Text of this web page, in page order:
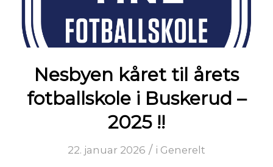
Nesbyen kåret til årets
fotballskole i Buskerud –
2025 !!
22. januar 2026 / i Generelt